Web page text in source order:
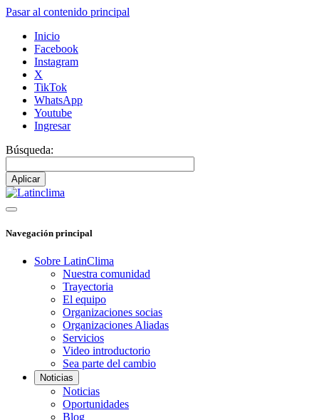
Pasar al contenido principal
Inicio
Facebook
Instagram
X
TikTok
WhatsApp
Youtube
Ingresar
Búsqueda:
Navegación principal
Sobre LatinClima
Nuestra comunidad
Trayectoria
El equipo
Organizaciones socias
Organizaciones Aliadas
Servicios
Video introductorio
Sea parte del cambio
Noticias
Noticias
Oportunidades
Blog